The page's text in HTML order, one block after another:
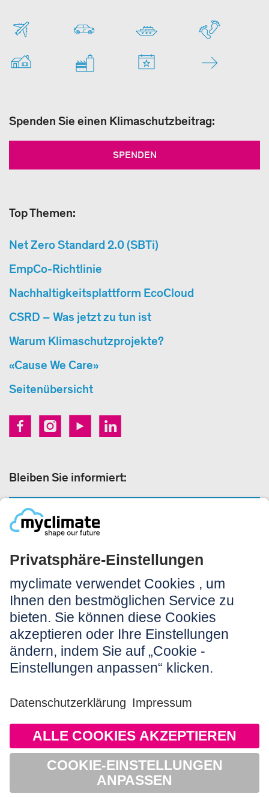
Spenden Sie einen Klimaschutzbeitrag:
SPENDEN
Top Themen:
Net Zero Standard 2.0 (SBTi)
EmpCo-Richtlinie
Nachhaltigkeitsplattform EcoCloud
CSRD – Was jetzt zu tun ist
Warum Klimaschutzprojekte?
«Cause We Care»
Seitenübersicht
Bleiben Sie informiert:
Rechtliches:
Impressum
Nutzungshinweis
AGB
Datenschutz
Barrierefreiheit